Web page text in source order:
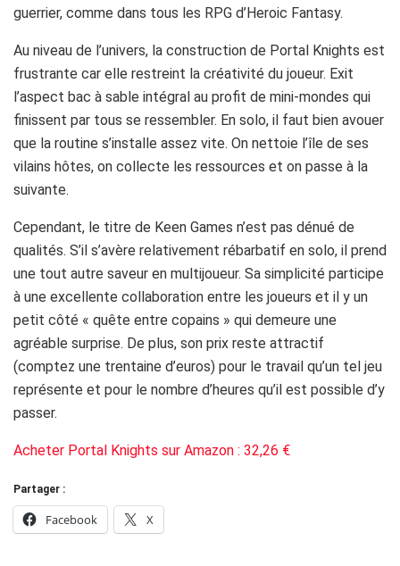
guerrier, comme dans tous les RPG d’Heroic Fantasy.
Au niveau de l’univers, la construction de Portal Knights est
frustrante car elle restreint la créativité du joueur. Exit
l’aspect bac à sable intégral au profit de mini-mondes qui
finissent par tous se ressembler. En solo, il faut bien avouer
que la routine s’installe assez vite. On nettoie l’île de ses
vilains hôtes, on collecte les ressources et on passe à la
suivante.
Cependant, le titre de Keen Games n’est pas dénué de
qualités. S’il s’avère relativement rébarbatif en solo, il prend
une tout autre saveur en multijoueur. Sa simplicité participe
à une excellente collaboration entre les joueurs et il y un
petit côté « quête entre copains » qui demeure une
agréable surprise. De plus, son prix reste attractif
(comptez une trentaine d’euros) pour le travail qu’un tel jeu
représente et pour le nombre d’heures qu’il est possible d’y
passer.
Acheter Portal Knights sur Amazon : 32,26 €
Partager :
Facebook X